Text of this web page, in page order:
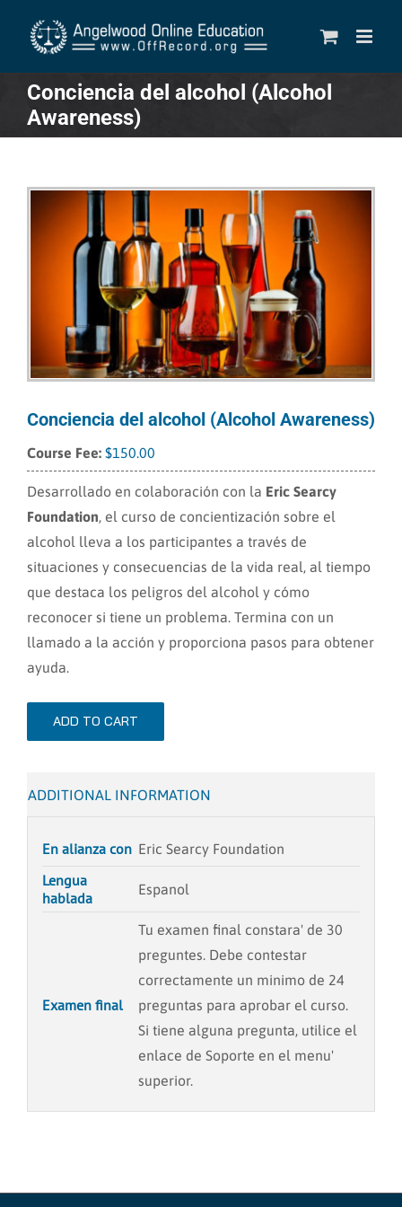
Conciencia del alcohol (Alcohol
Awareness)
Conciencia del alcohol (Alcohol Awareness)
$150.00
Desarrollado en colaboración con la Eric Searcy
Foundation, el curso de concientización sobre el
alcohol lleva a los participantes a través de
situaciones y consecuencias de la vida real, al tiempo
que destaca los peligros del alcohol y cómo
reconocer si tiene un problema. Termina con un
llamado a la acción y proporciona pasos para obtener
ayuda.
ADD TO CART
ADDITIONAL INFORMATION
En alianza con Eric Searcy Foundation
Lengua
hablada
Espanol
Examen final
Tu examen final constara' de 30
preguntes. Debe contestar
correctamente un minimo de 24
preguntas para aprobar el curso.
Si tiene alguna pregunta, utilice el
enlace de Soporte en el menu'
superior.